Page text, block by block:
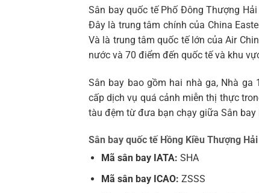
Sân bay quốc tế Phố Đông Thượng
Đây là trung tâm chính của China
Và là trung tâm quốc tế lớn của Air
nước và 70 điểm đến quốc tế và khu
Sân bay bao gồm hai nhà ga, Nhà
cấp dịch vụ quá cảnh miễn thị thực
tàu đệm từ đưa bạn chạy giữa Sân
Sân bay quốc tế Hồng Kiều Thượng
Mã sân bay IATA: SHA
Mã sân bay ICAO: ZSSS